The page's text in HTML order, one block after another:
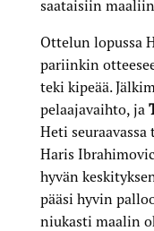
saataisiin
Ottelun lopussa
pariinkin
teki kipeää.
pelaajavaihto, ja
Heti seuraavassa
Haris
hyvän
pääsi hyvin
niukasti maalin